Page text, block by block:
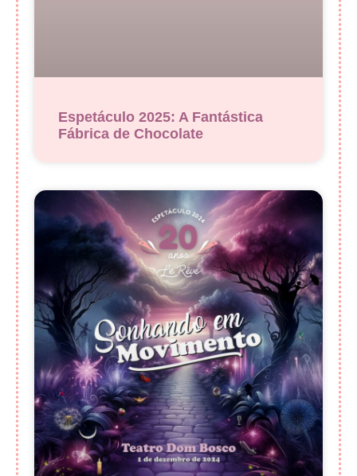
Espetáculo 2025: A Fantástica
Fábrica de Chocolate